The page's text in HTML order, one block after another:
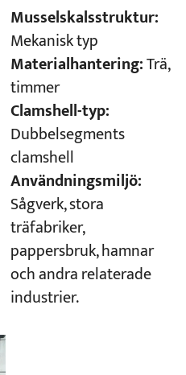
Musselskalsstruktur:
Mekanisk typ
Materialhantering:Trä,
timmer
Clamshell-typ:
Dubbelsegments
clamshell
Användningsmiljö:
Sågverk, stora
träfabriker,
pappersbruk, hamnar
och andra relaterade
industrier.